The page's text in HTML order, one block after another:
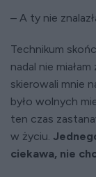
– A ty nie
Technikum
nadal nie
skierowali mnie
było wolnych
ten czas
w życiu.
ciekawa, nie